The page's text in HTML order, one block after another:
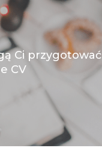
Ci przygotować
CV